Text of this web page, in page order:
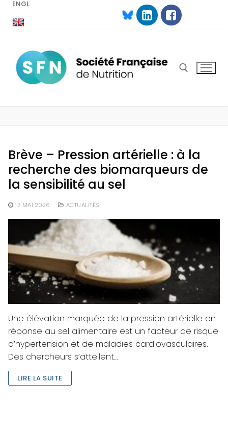
AllerENGL
Brève – Pression artérielle : à la
recherche des biomarqueurs de
la sensibilité au sel
13 MAI 2026 ACTUALITÉS
Une élévation marquée de la pression artérielle en
réponse au sel alimentaire est un facteur de risque
d’hypertension et de maladies cardiovasculaires.
Des chercheurs s’attellent…
LIRE LA SUITE